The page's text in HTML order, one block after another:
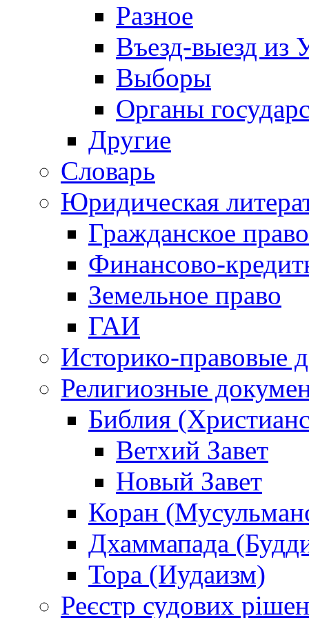
Разное
Въезд-выезд из
Выборы
Органы
Другие
Словарь
Юридическая
Гражданское право
Финансово-
Земельное право
ГАИ
Историко-правовые
Религиозные
Библия
Ветхий Завет
Новый Завет
Коран
Дхаммапада
Тора (Иудаизм)
Реєстр судових